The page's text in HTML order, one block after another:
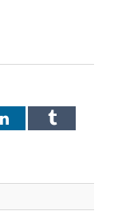
LinkedInTumblr